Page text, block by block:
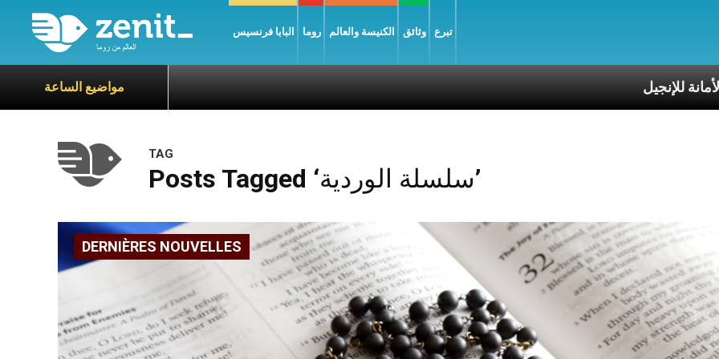
البابا فرنسيس روما الكنيسة والعالم وثائق تبرع
مواضيع الساعة
TAG
Posts Tagged ‘سلسلة الوردية’
DERNIÈRES NOUVELLES